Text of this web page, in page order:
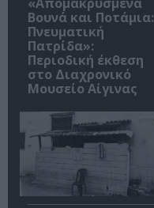
Βουνά και Ποτάμια:
Πνευματική
Πατρίδα»:
Περιοδική έκθεση
στο Διαχρονικό
Μουσείο Αίγινας